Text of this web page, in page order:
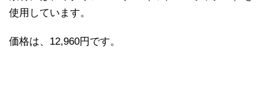
使用しています。
価格は、12,960円です。